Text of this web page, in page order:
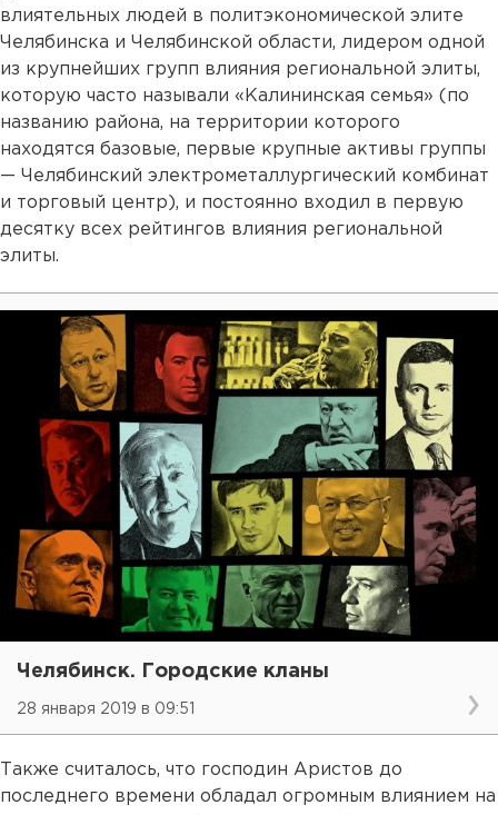
влиятельных людей в политэкономической элите
Челябинска и Челябинской области, лидером одной
из крупнейших групп влияния региональной элиты,
которую часто называли «Калининская семья» (по
названию района, на территории которого
находятся базовые, первые крупные активы группы
— Челябинский электрометаллургический комбинат
и торговый центр), и постоянно входил в первую
десятку всех рейтингов влияния региональной
элиты.
Челябинск. Городские кланы
28 января 2019 в 09:51
Также считалось, что господин Аристов до
последнего времени обладал огромным влиянием на